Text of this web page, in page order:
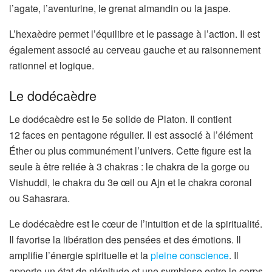
l’agate, l’aventurine, le grenat almandin ou la jaspe.
L’hexaèdre permet l’équilibre et le passage à l’action. Il est
également associé au cerveau gauche et au raisonnement
rationnel et logique.
Le dodécaèdre
Le dodécaèdre est le 5e solide de Platon. Il contient
12 faces en pentagone régulier. Il est associé à l’élément
Éther ou plus communément l’univers. Cette figure est la
seule à être reliée à 3 chakras : le chakra de la gorge ou
Vishuddi, le chakra du 3e œil ou Ajn et le chakra coronal
ou Sahasrara.
Le dodécaèdre est le cœur de l’intuition et de la spiritualité.
Il favorise la libération des pensées et des émotions. Il
amplifie l’énergie spirituelle et lapleine conscience. Il